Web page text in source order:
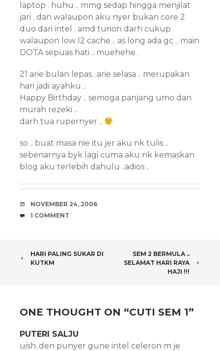
laptop . huhu .. mmg sedap hingga menjilat
jari . dan walaupon aku nyer bukan core 2
duo dari intel . amd turion darh cukup
walaupon low l2 cache .. as long ada gc .. main
DOTA sepuas hati .. muehehe .
21 arie bulan lepas ..arie selasa .. merupakan
hari jadi ayahku ..
Happy Birthday .. semoga panjang umo dan
murah rezeki ..
darh tua rupernyer ..
so .. buat masa nie itu jer aku nk tulis ..
sebenarnya byk lagi cuma aku nk kemaskan
blog aku terlebih dahulu ..adios ..
DATE
NOVEMBER 24, 2006
COMMENTS
1 COMMENT
POST
HARI PALING SUKAR DI
KUTKM
SEM 2 BERMULA ..
SELAMAT HARI RAYA
HAJI !!!
ONE THOUGHT ON “CUTI SEM 1”
PUTERI SALJU
uish..den punyer gune intel celeron m je